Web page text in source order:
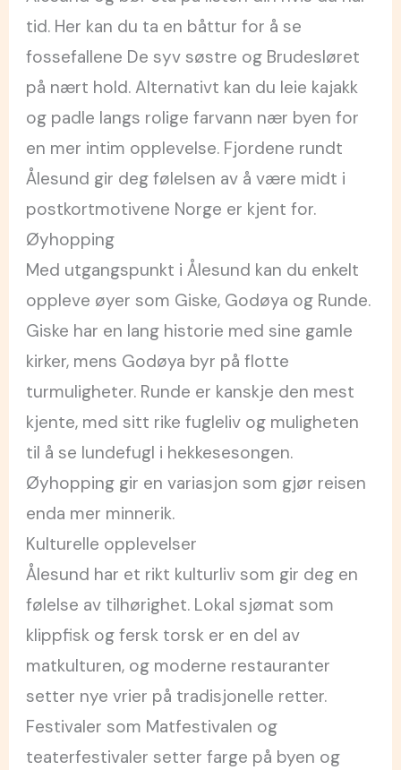
tid. Her kan du ta en båttur for å se
fossefallene De syv søstre og Brudesløret
på nært hold. Alternativt kan du leie kajakk
og padle langs rolige farvann nær byen for
en mer intim opplevelse. Fjordene rundt
Ålesund gir deg følelsen av å være midt i
postkortmotivene Norge er kjent for.
Øyhopping
Med utgangspunkt i Ålesund kan du enkelt
oppleve øyer som Giske, Godøya og Runde.
Giske har en lang historie med sine gamle
kirker, mens Godøya byr på flotte
turmuligheter. Runde er kanskje den mest
kjente, med sitt rike fugleliv og muligheten
til å se lundefugl i hekkesesongen.
Øyhopping gir en variasjon som gjør reisen
enda mer minnerik.
Kulturelle opplevelser
Ålesund har et rikt kulturliv som gir deg en
følelse av tilhørighet. Lokal sjømat som
klippfisk og fersk torsk er en del av
matkulturen, og moderne restauranter
setter nye vrier på tradisjonelle retter.
Festivaler som Matfestivalen og
teaterfestivaler setter farge på byen og